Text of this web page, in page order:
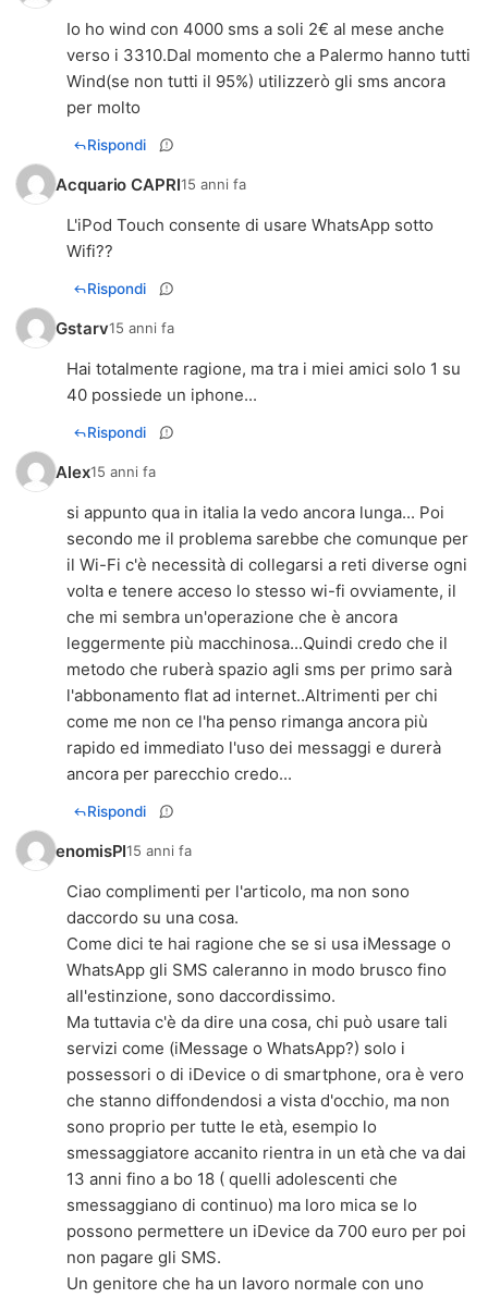
Io ho wind con 4000 sms a soli 2€ al mese anche
verso i 3310.Dal momento che a Palermo hanno tutti
Wind(se non tutti il 95%) utilizzerò gli sms ancora
per molto
Rispondi
Acquario CAPRI15 anni fa
L'iPod Touch consente di usare WhatsApp sotto
Wifi??
Rispondi
Gstarv15 anni fa
Hai totalmente ragione, ma tra i miei amici solo 1 su
40 possiede un iphone...
Rispondi
Alex15 anni fa
si appunto qua in italia la vedo ancora lunga... Poi
secondo me il problema sarebbe che comunque per
il Wi-Fi c'è necessità di collegarsi a reti diverse ogni
volta e tenere acceso lo stesso wi-fi ovviamente, il
che mi sembra un'operazione che è ancora
leggermente più macchinosa...Quindi credo che il
metodo che ruberà spazio agli sms per primo sarà
l'abbonamento flat ad internet..Altrimenti per chi
come me non ce l'ha penso rimanga ancora più
rapido ed immediato l'uso dei messaggi e durerà
ancora per parecchio credo...
Rispondi
enomisPI15 anni fa
Ciao complimenti per l'articolo, ma non sono
daccordo su una cosa.
Come dici te hai ragione che se si usa iMessage o
WhatsApp gli SMS caleranno in modo brusco fino
all'estinzione, sono daccordissimo.
Ma tuttavia c'è da dire una cosa, chi può usare tali
servizi come (iMessage o WhatsApp?) solo i
possessori o di iDevice o di smartphone, ora è vero
che stanno diffondendosi a vista d'occhio, ma non
sono proprio per tutte le età, esempio lo
smessaggiatore accanito rientra in un età che va dai
13 anni fino a bo 18 ( quelli adolescenti che
smessaggiano di continuo) ma loro mica se lo
possono permettere un iDevice da 700 euro per poi
non pagare gli SMS.
Un genitore che ha un lavoro normale con uno